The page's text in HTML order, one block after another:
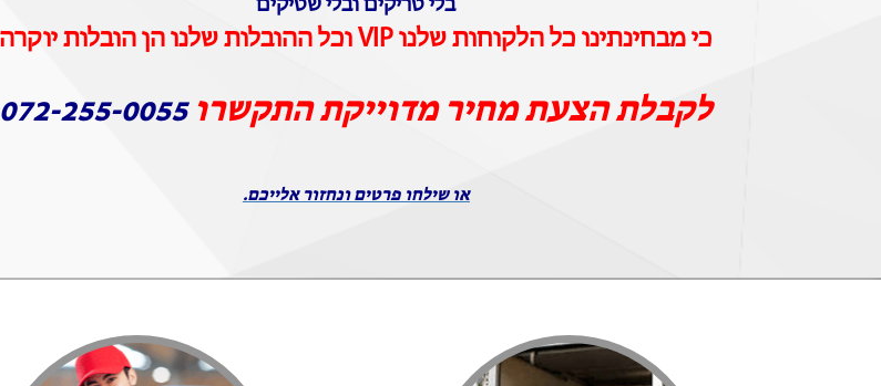
בלי טריקים ובלי שטיקים
כי מבחינתינו כל הלקוחות שלנו VIP וכל ההובלות שלנו הן הובלות יוקרה
לקבלת הצעת מחיר מדוייקת התקשרו072-255-0055
או שילחו פרטים ונחזור אלייכם.